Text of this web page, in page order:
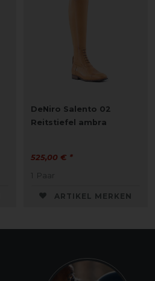
DeNiro Salento 02
Reitstiefel ambra
525,00 € *
1 Paar
ARTIKEL MERKEN